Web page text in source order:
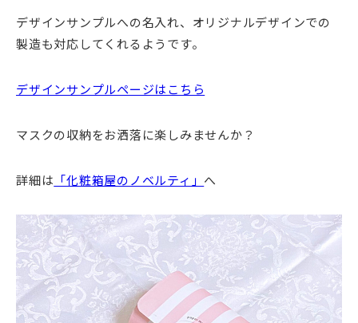
デザインサンプルへの名入れ、オリジナルデザインでの
製造も対応してくれるようです。
デザインサンプルページはこちら
マスクの収納をお洒落に楽しみませんか？
詳細は 「化粧箱屋のノベルティ」 へ